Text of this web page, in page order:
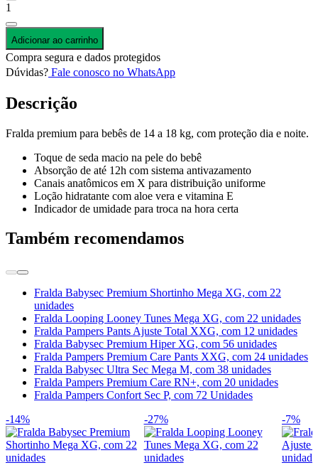
1
Adicionar ao carrinho
Compra segura e dados protegidos
Dúvidas? Fale conosco no WhatsApp
Descrição
Fralda premium para bebês de 14 a 18 kg, com proteção dia e noite.
Toque de seda macio na pele do bebê
Absorção de até 12h com sistema antivazamento
Canais anatômicos em X para distribuição uniforme
Loção hidratante com aloe vera e vitamina E
Indicador de umidade para troca na hora certa
Também recomendamos
Fralda Babysec Premium Shortinho Mega XG, com 22
unidades
Fralda Looping Looney Tunes Mega XG, com 22 unidades
Fralda Pampers Pants Ajuste Total XXG, com 12 unidades
Fralda Babysec Premium Hiper XG, com 56 unidades
Fralda Pampers Premium Care Pants XXG, com 24 unidades
Fralda Babysec Ultra Sec Mega M, com 38 unidades
Fralda Pampers Premium Care RN+, com 20 unidades
Fralda Pampers Confort Sec P, com 72 Unidades
-14%
-27% -7%